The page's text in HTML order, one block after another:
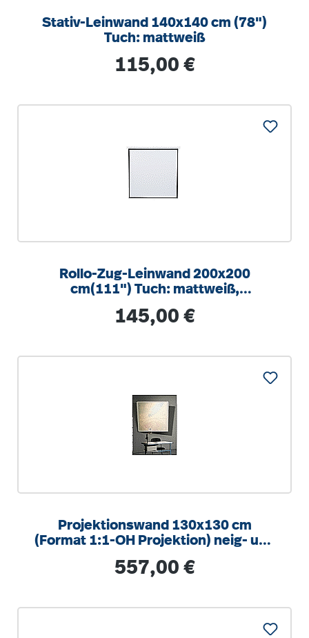
Stativ-Leinwand 140x140 cm (78")
Tuch: mattweiß
Regulärer Preis:
115,00 €
Rollo-Zug-Leinwand 200x200
cm(111") Tuch: mattweiß,
1:1 |
Regulärer Preis:
145,00 €
Projektionswand 130x130 cm
(Format 1:1-OH Projektion) neig- und
Regulärer Preis:
557,00 €